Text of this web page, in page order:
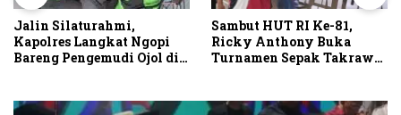
Jalin Silaturahmi,
Kapolres Langkat Ngopi
Bareng Pengemudi Ojol di
Sambut HUT RI Ke-81,
Ricky Anthony Buka
Turnamen Sepak Takraw